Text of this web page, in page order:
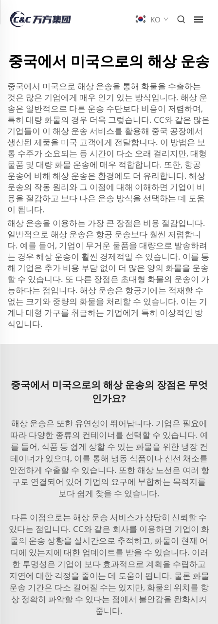
KO
중국에서 미국으로의 해상 운송
중국에서 미국으로 해상 운송을 통해 화물을 수출하는
것은 많은 기업에게 매우 인기 있는 방식입니다. 해상 운
송은 일반적으로 다른 운송 수단보다 비용이 저렴하며,
특히 대량 화물의 경우 더욱 그렇습니다. CC와 같은 많은
기업들이 이 해상 운송 서비스를 활용해 중국 공장에서
생산된 제품을 미국 고객에게 전달합니다. 이 방법은 보
통 수주가 소요되는 등 시간이 다소 오래 걸리지만, 대형
물품 및 대량 화물 운송에 매우 적합합니다. 또한, 항공
운송에 비해 해상 운송은 환경에도 더 유리합니다. 해상
운송의 작동 원리와 그 이점에 대해 이해하면 기업이 비
용을 절감하고 보다 나은 운송 방식을 선택하는 데 도움
이 됩니다.
해상 운송을 이용하는 가장 큰 장점은 비용 절감입니다.
일반적으로 해상 운송은 항공 운송보다 훨씬 저렴합니
다. 예를 들어, 기업이 무거운 물품을 대량으로 발송하려
는 경우 해상 운송이 훨씬 경제적일 수 있습니다. 이를 통
해 기업은 추가 비용 부담 없이 더 많은 양의 화물을 운송
할 수 있습니다. 또 다른 장점은 초대형 화물의 운송이 가
능하다는 점입니다. 해상 운송은 항공기에는 적재할 수
없는 크기와 중량의 화물을 처리할 수 있습니다. 이는 기
계나 대형 가구를 취급하는 기업에게 특히 이상적인 방
식입니다.
중국에서 미국으로의 해상 운송의 장점은 무엇
인가요?
해상 운송은 또한 유연성이 뛰어납니다. 기업은 필요에
따라 다양한 종류의 컨테이너를 선택할 수 있습니다. 예
를 들어, 식품 등 쉽게 상할 수 있는 화물을 위한 냉장 컨
테이너가 있으며, 이를 통해 냉동 식품이나 신선 채소를
안전하게 수출할 수 있습니다. 또한 해상 노선은 여러 항
구로 연결되어 있어 기업의 요구에 부합하는 목적지를
보다 쉽게 찾을 수 있습니다.
다른 이점으로는 해상 운송 서비스가 상당히 신뢰할 수
있다는 점입니다. CC와 같은 회사를 이용하면 기업이 화
물의 운송 상황을 실시간으로 추적하고, 화물이 현재 어
디에 있는지에 대한 업데이트를 받을 수 있습니다. 이러
한 투명성은 기업이 보다 효과적으로 계획을 수립하고
지연에 대한 걱정을 줄이는 데 도움이 됩니다. 물론 화물
운송 기간은 다소 길어질 수는 있지만, 화물의 위치를 항
상 정확히 파악할 수 있다는 점에서 불안감을 완화시켜
줍니다.